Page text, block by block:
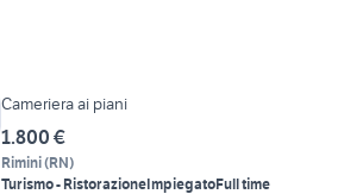
Cameriera ai piani
1.800 €
Rimini(RN)
Turismo - RistorazioneImpiegatoFull time